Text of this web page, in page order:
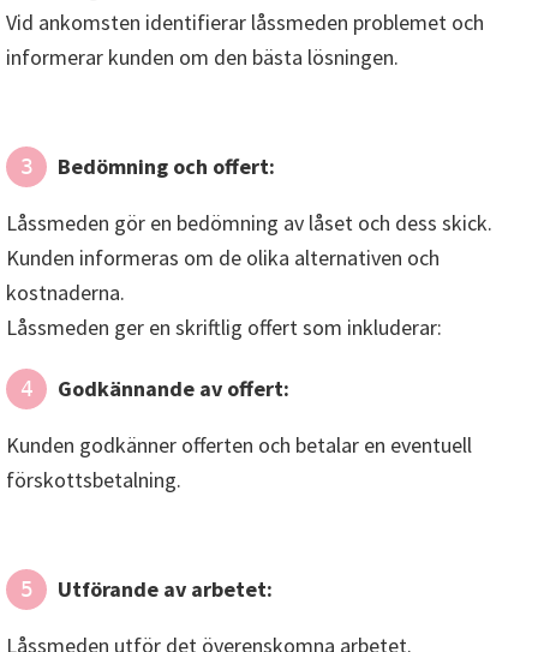
Kunden informeras om de olika alternativen och
kostnaderna.
4
förskottsbetalning.
Utförande av arbetet:
Låssmeden utför det överenskomna arbetet.
Låsöppning:Använder olika verktyg för att öppna låset
utan att skada det.
låset och justerar det.
Reparation: